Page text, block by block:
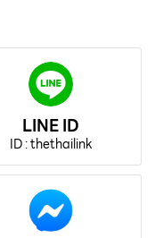
LINE ID
ID : thethailink